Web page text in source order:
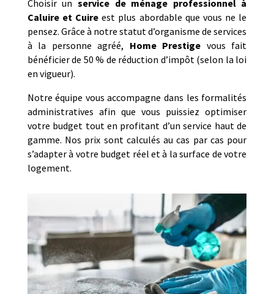
Choisir un service de ménage professionnel à
Caluire et Cuire est plus abordable que vous ne le
pensez. Grâce à notre statut d’organisme de services
à la personne agréé, Home Prestige vous fait
bénéficier de 50 % de réduction d’impôt (selon la loi
en vigueur).
Notre équipe vous accompagne dans les formalités
administratives afin que vous puissiez optimiser
votre budget tout en profitant d’un service haut de
gamme. Nos prix sont calculés au cas par cas pour
s’adapter à votre budget réel et à la surface de votre
logement.